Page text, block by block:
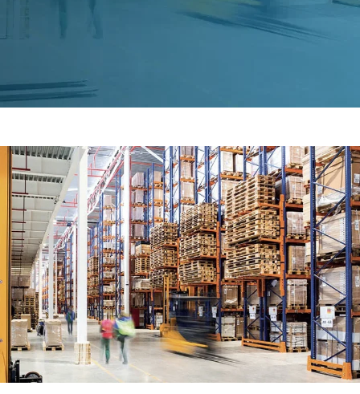
Kontakt